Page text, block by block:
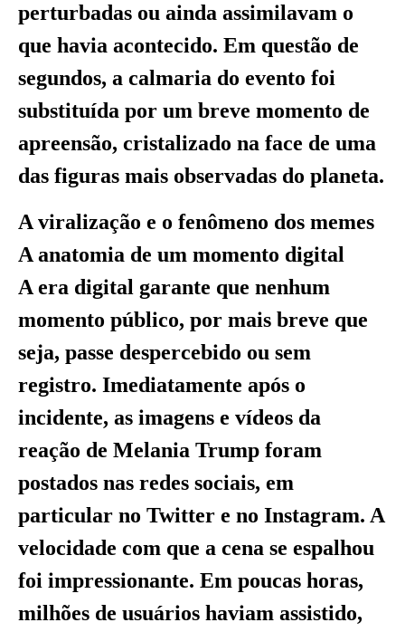
perturbadas ou ainda assimilavam o
que havia acontecido. Em questão de
segundos, a calmaria do evento foi
substituída por um breve momento de
apreensão, cristalizado na face de uma
das figuras mais observadas do planeta.
A viralização e o fenômeno dos memes
A anatomia de um momento digital
A era digital garante que nenhum
momento público, por mais breve que
seja, passe despercebido ou sem
registro. Imediatamente após o
incidente, as imagens e vídeos da
reação de Melania Trump foram
postados nas redes sociais, em
particular no Twitter e no Instagram. A
velocidade com que a cena se espalhou
foi impressionante. Em poucas horas,
milhões de usuários haviam assistido,